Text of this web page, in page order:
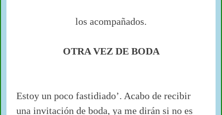
los acompañados.
OTRA VEZ DE BODA
Estoy un poco fastidiado’. Acabo de recibir
una invitación de boda, ya me dirán si no es